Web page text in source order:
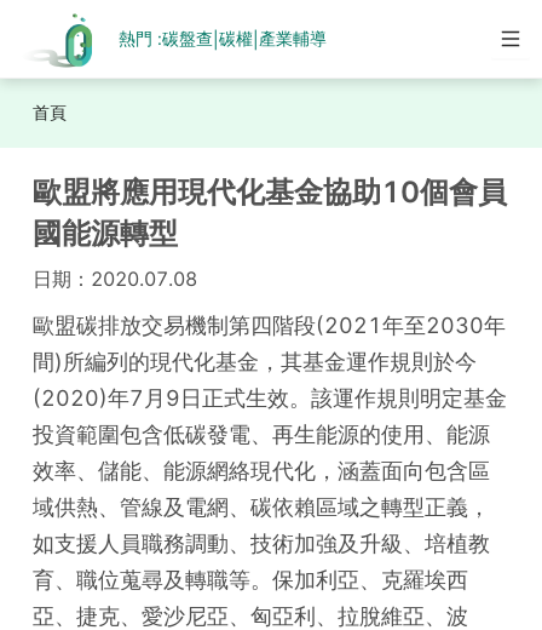
熱門 :碳盤查 碳權| 產業輔導
首頁
歐盟將應用現代化基金協助10個會員
國能源轉型
日期： 2020.07.08
歐盟碳排放交易機制第四階段(2021年至2030年
間)所編列的現代化基金，其基金運作規則於今
(2020)年7月9日正式生效。該運作規則明定基金
投資範圍包含低碳發電、再生能源的使用、能源
效率、儲能、能源網絡現代化，涵蓋面向包含區
域供熱、管線及電網、碳依賴區域之轉型正義，
如支援人員職務調動、技術加強及升級、培植教
育、職位蒐尋及轉職等。保加利亞、克羅埃西
亞、捷克、愛沙尼亞、匈亞利、拉脫維亞、波